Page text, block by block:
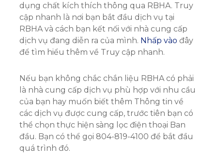
dụng chất kích thích thông qua RBHA. Truy
cập nhanh là nơi bạn bắt đầu dịch vụ tại
RBHA và cách bạn kết nối với nhà cung cấp
dịch vụ đang diễn ra của mình. Nhấp vào đây
để tìm hiểu thêm về Truy cập nhanh.
Nếu bạn không chắc chắn liệu RBHA có phải
là nhà cung cấp dịch vụ phù hợp với nhu cầu
của bạn hay muốn biết thêm Thông tin về
các dịch vụ được cung cấp, trước tiên bạn có
thể chọn thực hiện sàng lọc điện thoại Ban
đầu. Bạn có thể gọi 804-819-4100 để bắt đầu
quá trình đó.